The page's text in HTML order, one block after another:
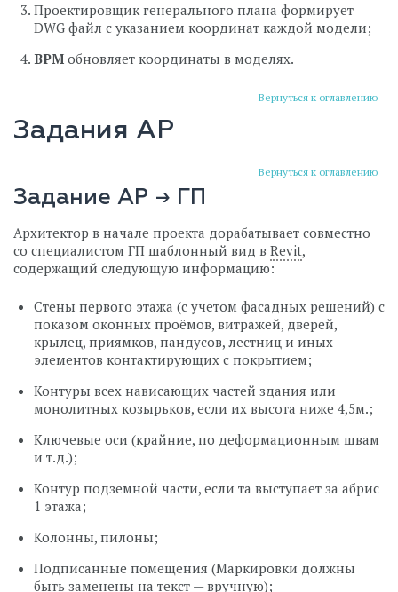
Проектировщик генерального плана формирует
DWG файл с указанием координат каждой модели;
BPMобновляет координаты в моделях.
Вернуться к оглавлению
Задания АР
Вернуться к оглавлению
Задание АР → ГП
Архитектор в начале проекта дорабатывает совместно
со специалистом ГП шаблонный вид в Revit,
содержащий следующую информацию:
Стены первого этажа (с учетом фасадных решений) с
показом оконных проёмов, витражей, дверей,
крылец, приямков, пандусов, лестниц и иных
элементов контактирующих с покрытием;
Контуры всех нависающих частей здания или
монолитных козырьков, если их высота ниже 4,5м.;
Ключевые оси (крайние, по деформационным швам
и т.д.);
Контур подземной части, если та выступает за абрис
1 этажа;
Колонны, пилоны;
Подписанные помещения (Маркировки должны
быть заменены на текст — вручную);